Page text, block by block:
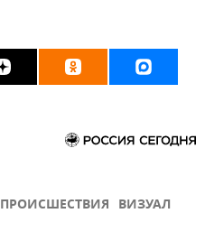
ПРОИСШЕСТВИЯ ВИЗУАЛ